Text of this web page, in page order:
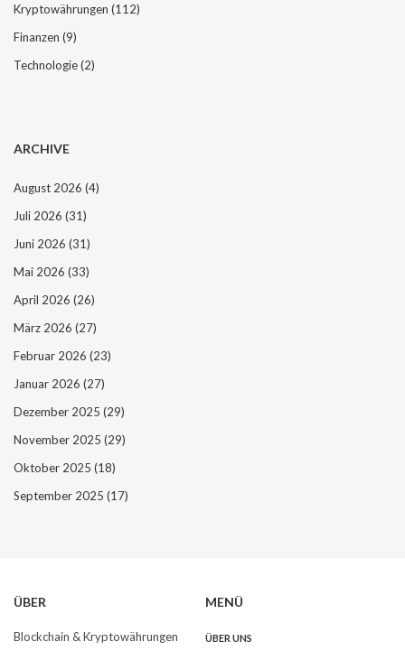
Kryptowährungen (112)
Finanzen (9)
Technologie(2)
ARCHIVE
August 2026 (4)
Juli 2026 (31)
Juni 2026 (31)
Mai 2026 (33)
April 2026 (26)
März 2026 (27)
Februar 2026 (23)
Januar 2026 (27)
Dezember 2025 (29)
November 2025 (29)
Oktober 2025 (18)
September 2025 (17)
ÜBER
Blockchain & Kryptowährungen
MENÜ
ÜBER UNS